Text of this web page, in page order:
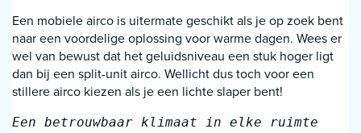
Een mobiele airco is uitermate geschikt als je op zoek bent
naar een voordelige oplossing voor warme dagen. Wees er
wel van bewust dat het geluidsniveau een stuk hoger ligt
dan bij een split-unit airco. Wellicht dus toch voor een
stillere airco kiezen als je een lichte slaper bent!
Een betrouwbaar klimaat in elke ruimte